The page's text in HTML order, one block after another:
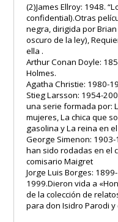
(2)James Ellroy: 1948.
confidential).Otras
negra, dirigida por
oscuro de la ley),
ella .
Arthur Conan Doyle:
Holmes.
Agatha Christie: 1980-
Stieg Larsson: 1954-
una serie formada por:
mujeres, La chica que
gasolina y La reina en
George Simenon:
han sido rodadas en el
comisario Maigret
Jorge Luis Borges:
1999.Dieron vida a
de la colección de
para don Isidro Parodi